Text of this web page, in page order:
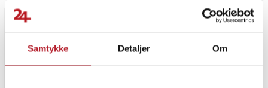
Samtykke Detaljer Om